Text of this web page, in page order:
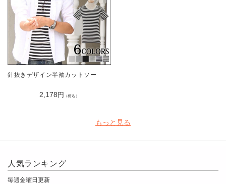
針抜きデザイン半袖カットソー
2,178 円 （税込）
もっと見る
人気ランキング
毎週金曜日更新